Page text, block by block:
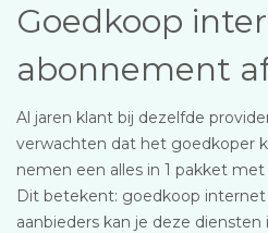
Goedkoop
abonnement
Al jaren klant bij dezelfde
verwachten dat het goedkoper
nemen een alles in 1 pakket met
Dit betekent: goedkoop
aanbieders kan je deze